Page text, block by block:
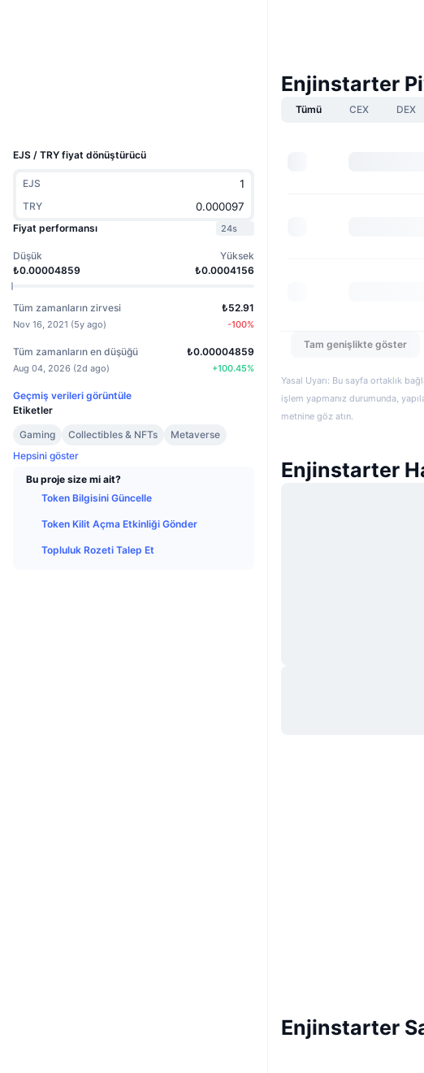
EJS / TRY fiyat dönüştürücü
EJS
TRY
Fiyat performansı
24s
Düşük
₺0.00004859
Yüksek
₺0.0004156
Tüm zamanların zirvesi
Nov 16, 2021 (5y ago)
₺52.91
-100%
Tüm zamanların en düşüğü
Aug 04, 2026 (2d ago)
₺0.00004859
+100.45%
Geçmiş verileri görüntüle
Etiketler
Gaming
Collectibles & NFTs
Metaverse
Hepsini göster
Bu proje size mi ait?
Token Bilgisini Güncelle
Token Kilit Açma Etkinliği Gönder
Topluluk Rozeti Talep Et
Enjinstarter
Tümü CEX DEX
Tam genişlikte göster
Yasal Uyarı: Bu sayfa ortaklık
işlem yapmanız durumunda,
metnine göz atın.
Enjinstarter
Enjinstarter